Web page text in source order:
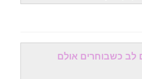
לב כשבוחרים אולם